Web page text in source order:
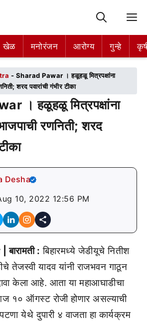
खेळ मनोरंजन आरोग्य गुन्हे
खेळ मनोरंजन आरोग्य गुन्हे
- Sharad Pawar । हळूहळू मित्रपक्षांना
शरद पवारांची गंभीर टीका
। हळूहळू मित्रपक्षांना
रणनिती; शरद
Desha
10, 2022 12:56 PM
: बिहारमध्ये जेडीयूचे नितीश
तेजस्वी यादव यांनी राजभवन गाठून
केला आहे. आता या महाआघाडीचा
१० ऑगस्ट रोजी होणार असल्याची
येथे दुपारी ४ वाजता हा कार्यक्रम